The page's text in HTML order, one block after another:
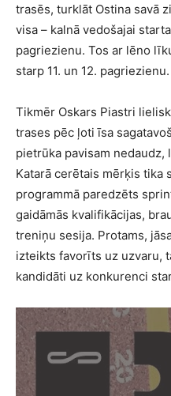
trasēs, turklāt Ostina savā
visa – kalnā vedošajai
pagriezienu. Tos ar lēno
starp 11. un 12. pagriezienu.
Tikmēr Oskars Piastri
trases pēc ļoti īsa
pietrūka pavisam nedaudz,
Katarā cerētais mērķis tika
programmā paredzēts
gaidāmās kvalifikācijas,
treniņu sesija. Protams,
izteikts favorīts uz uzvaru,
kandidāti uz konkurenci